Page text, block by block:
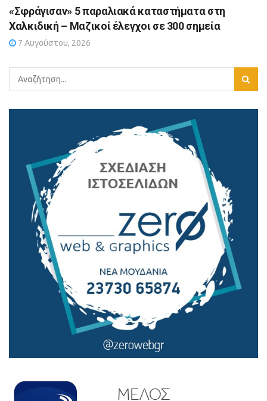
«Σφράγισαν» 5 παραλιακά καταστήματα στη
Χαλκιδική – Μαζικοί έλεγχοι σε 300 σημεία
7 Αυγούστου, 2026